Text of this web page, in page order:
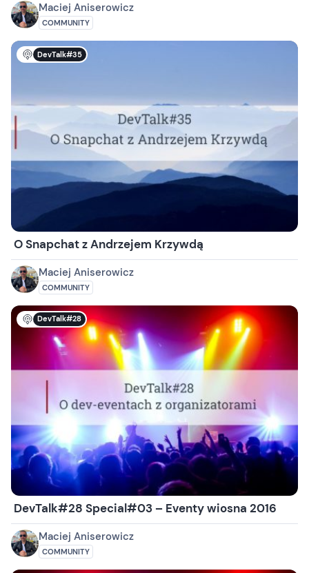
Maciej Aniserowicz
COMMUNITY
DevTalk#35
O Snapchat z Andrzejem Krzywdą
Maciej Aniserowicz
COMMUNITY
DevTalk#28
DevTalk#28 Special#03 – Eventy wiosna 2016
Maciej Aniserowicz
COMMUNITY